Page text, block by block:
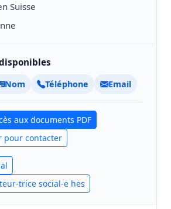
Suisse
Nom Téléphone Email
aux documents PDF
pour contacter
trice social-e hes